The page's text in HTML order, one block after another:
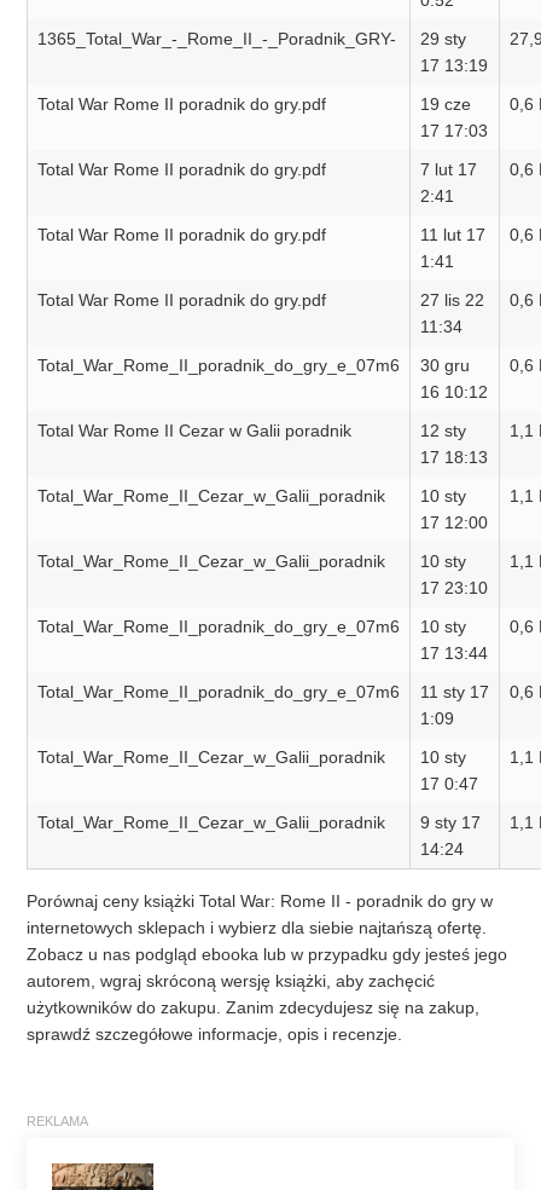
1365_Total_War_-_Rome_II_-_Poradnik_GRY-
29 sty
17 13:19
Total War Rome II poradnik do gry.pdf
19 cze
17 17:03
0,6
Total War Rome II poradnik do gry.pdf
7 lut 17
2:41
0,6
Total War Rome II poradnik do gry.pdf
11 lut 17
1:41
0,6
Total War Rome II poradnik do gry.pdf
27 lis 22
11:34
0,6
Total_War_Rome_II_poradnik_do_gry_e_07m6
30 gru
16 10:12
0,6
Total War Rome II Cezar w Galii poradnik
12 sty
17 18:13
1,1
Total_War_Rome_II_Cezar_w_Galii_poradnik
10 sty
17 12:00
1,1
Total_War_Rome_II_Cezar_w_Galii_poradnik
10 sty
17 23:10
1,1
Total_War_Rome_II_poradnik_do_gry_e_07m6
10 sty
17 13:44
0,6
Total_War_Rome_II_poradnik_do_gry_e_07m6
11 sty 17
1:09
0,6
Total_War_Rome_II_Cezar_w_Galii_poradnik
10 sty
17 0:47
1,1
Total_War_Rome_II_Cezar_w_Galii_poradnik
9 sty 17
14:24
1,1
Porównaj ceny książki Total War: Rome II - poradnik do gry w
internetowych sklepach i wybierz dla siebie najtańszą ofertę.
Zobacz u nas podgląd ebooka lub w przypadku gdy jesteś jego
autorem, wgraj skróconą wersję książki, aby zachęcić
użytkowników do zakupu. Zanim zdecydujesz się na zakup,
sprawdź szczegółowe informacje, opis i recenzje.